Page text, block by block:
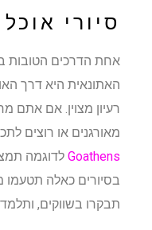
סיורי אוכל
אחת הדרכים הטובות
האתונאית היא דרך האוכל,
רעיון מצוין. אם אתם
מאורגנים או רוצים
Goathensלדוגמה תמצאו
בסיורים כאלה תטעמו
תבקרו בשווקים, ותלמדו על